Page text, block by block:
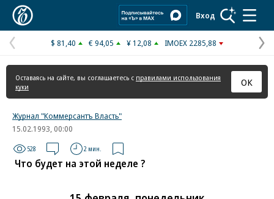
Вход
Предыдущая
страница
$ 81,40 € 94,05 ¥ 12,08 IMOEX 2285,88
Оставаясь на сайте, вы соглашаетесь с правилами использования
куки
ОК
Журнал "Коммерсантъ Власть"
15.02.1993, 00:00
528 2 мин.
Что будет на этой неделе ?